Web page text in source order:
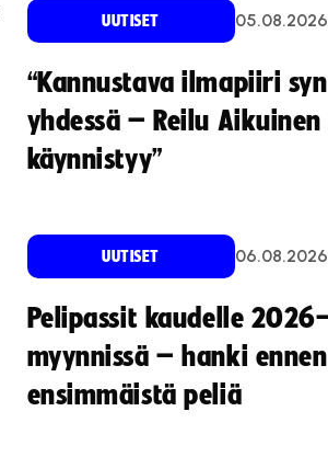
UUTISET 05.08.2026
“Kannustava ilmapiiri
yhdessä – Reilu
käynnistyy”
UUTISET 06.08.2026
Pelipassit kaudelle
myynnissä – hanki ennen
ensimmäistä peliä